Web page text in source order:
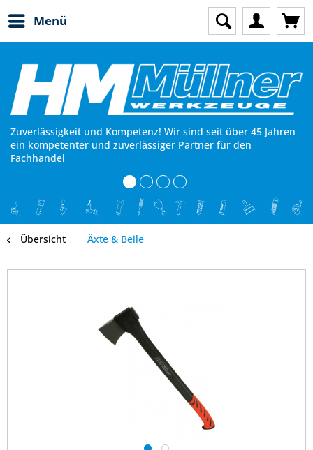
Menü
Zuverlässigkeit und Kompetenz! Wir sind seit über 45 Jahren
ein kompetenter und zuverlässiger Partner für den
Fachhandel
Übersicht Äxte & Beile